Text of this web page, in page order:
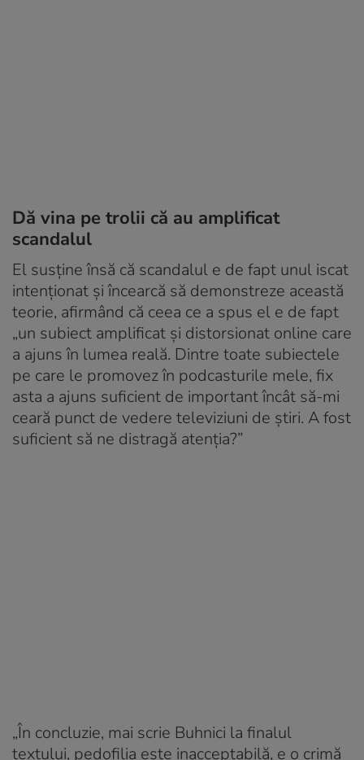
Dă vina pe trolii că au amplificat
scandalul
El susține însă că scandalul e de fapt unul iscat
intenționat și încearcă să demonstreze această
teorie, afirmând că ceea ce a spus el e de fapt
„un subiect amplificat și distorsionat online care
a ajuns în lumea reală. Dintre toate subiectele
pe care le promovez în podcasturile mele, fix
asta a ajuns suficient de important încât să-mi
ceară punct de vedere televiziuni de știri. A fost
suficient să ne distragă atenția?”
„În concluzie, mai scrie Buhnici la finalul
textului, pedofilia este inacceptabilă, e o crimă